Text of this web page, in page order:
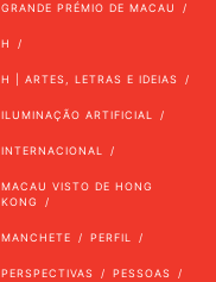
GRANDE PRÉMIO DE MACAU
H
H | ARTES, LETRAS E IDEIAS
ILUMINAÇÃO ARTIFICIAL
INTERNACIONAL
MACAU VISTO DE HONG
KONG
MANCHETE PERFIL
PERSPECTIVAS PESSOAS